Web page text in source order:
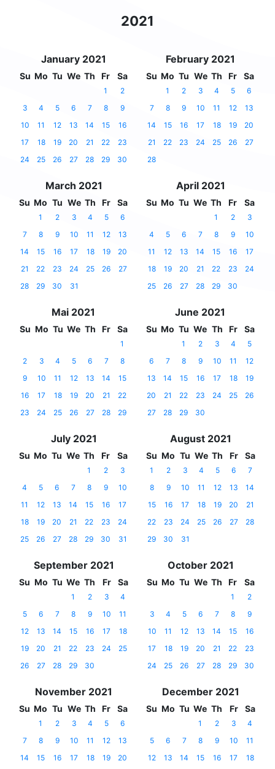
2021
January 2021
Su Mo Tu We Th Fr Sa
1
2
3
4 5 6 7 8
9
10
11 12 13 14 15
16
17
18 19 20 21 22
23
24
25 26 27 28 29 30
February 2021
Su Mo Tu We Th Fr Sa
1 2 3 4 5
6
7
8 9 10 11 12
13
14
15 16 17 18 19
20
21
22 23 24 25 26
27
28
March 2021
Su Mo Tu We Th Fr Sa
1 2 3 4 5
6
7
8 9 10 11 12
13
14
15 16 17 18 19
20
21
22 23 24 25 26
27
28
29 30 31
April 2021
Su Mo Tu We Th Fr Sa
1 2
3
4
5 6 7 8 9
10
11
12 13 14 15 16
17
18
19 20 21 22 23
24
25
26 27 28 29 30
Mai 2021
Su Mo Tu We Th Fr Sa
1
2
3 4 5 6 7
8
9
10 11 12 13 14
15
16
17 18 19 20 21
22
23
24 25 26 27 28 29
June 2021
Su Mo Tu We Th Fr Sa
1 2 3 4
5
6
7 8 9 10 11
12
13
14 15 16 17 18
19
20
21 22 23 24 25
26
27
28 29 30
July 2021
Su Mo Tu We Th Fr Sa
1 2
3
4
5 6 7 8 9
10
11
12 13 14 15 16
17
18
19 20 21 22 23
24
25
26 27 28 29 30 31
August 2021
Su Mo Tu We Th Fr Sa
1 2 3 4 5 6
7
8
9 10 11 12 13
14
15
16 17 18 19 20
21
22
23 24 25 26 27
28
29
30 31
September 2021
Su Mo Tu We Th Fr Sa
1 2 3
4
5
6 7 8 9 10
11
12
13 14 15 16 17
18
19
20 21 22 23 24
25
26
27 28 29 30
October 2021
Su Mo Tu We Th Fr Sa
1
2
3
4 5 6 7 8
9
10
11 12 13 14 15
16
17
18 19 20 21 22
23
24
25 26 27 28 29 30
November 2021
Su Mo Tu We Th Fr Sa
1 2 3 4 5
6
7
8 9 10 11 12
13
14
15 16 17 18 19
20
December 2021
Su Mo Tu We Th Fr Sa
1 2 3
4
5
6 7 8 9 10
11
12
13 14 15 16 17
18